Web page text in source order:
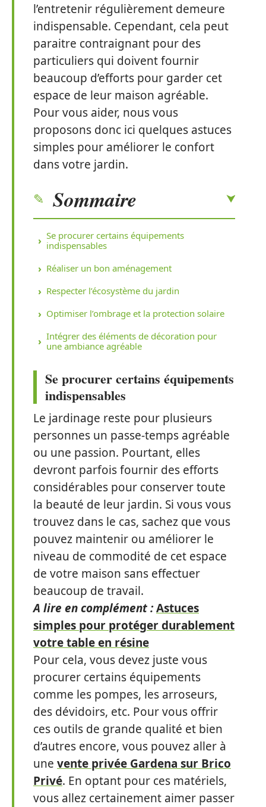
l’entretenir régulièrement demeure
indispensable. Cependant, cela peut
paraitre contraignant pour des
particuliers qui doivent fournir
beaucoup d’efforts pour garder cet
espace de leur maison agréable.
Pour vous aider, nous vous
proposons donc ici quelques astuces
simples pour améliorer le confort
dans votre jardin.
Sommaire
Se procurer certains équipements
indispensables
Réaliser un bon aménagement
Respecter l’écosystème du jardin
Optimiser l’ombrage et la protection solaire
Intégrer des éléments de décoration pour
une ambiance agréable
Se procurer certains équipements
indispensables
Le jardinage reste pour plusieurs
personnes un passe-temps agréable
ou une passion. Pourtant, elles
devront parfois fournir des efforts
considérables pour conserver toute
la beauté de leur jardin. Si vous vous
trouvez dans le cas, sachez que vous
pouvez maintenir ou améliorer le
niveau de commodité de cet espace
de votre maison sans effectuer
beaucoup de travail.
A lire en complément :Astuces
simples pour protéger durablement
votre table en résine
Pour cela, vous devez juste vous
procurer certains équipements
comme les pompes, les arroseurs,
des dévidoirs, etc. Pour vous offrir
ces outils de grande qualité et bien
d’autres encore, vous pouvez aller à
une vente privée Gardena sur Brico
Privé. En optant pour ces matériels,
vous allez certainement aimer passer